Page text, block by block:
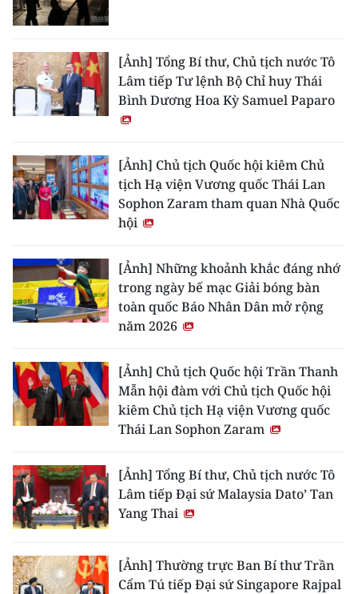
[Ảnh] Tổng Bí thư, Chủ tịch nước Tô
Lâm tiếp Tư lệnh Bộ Chỉ huy Thái
Bình Dương Hoa Kỳ Samuel Paparo
[Ảnh] Chủ tịch Quốc hội kiêm Chủ
tịch Hạ viện Vương quốc Thái Lan
Sophon Zaram tham quan Nhà Quốc
hội
[Ảnh] Những khoảnh khắc đáng nhớ
trong ngày bế mạc Giải bóng bàn
toàn quốc Báo Nhân Dân mở rộng
năm 2026
[Ảnh] Chủ tịch Quốc hội Trần Thanh
Mẫn hội đàm với Chủ tịch Quốc hội
kiêm Chủ tịch Hạ viện Vương quốc
Thái Lan Sophon Zaram
[Ảnh] Tổng Bí thư, Chủ tịch nước Tô
Lâm tiếp Đại sứ Malaysia Dato’ Tan
Yang Thai
[Ảnh] Thường trực Ban Bí thư Trần
Cẩm Tú tiếp Đại sứ Singapore Rajpal